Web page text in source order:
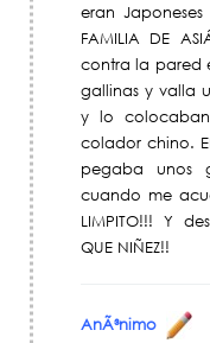
eran Japoneses
FAMILIA DE
contra la pared
gallinas y valla
y lo
colador chino.
pegaba unos
cuando me
LIMPITO!!! Y
QUE NIÑEZ!!
AnÃ³nimo